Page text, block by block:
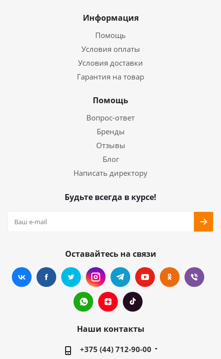
Информация
Помощь
Условия оплаты
Условия доставки
Гарантия на товар
Помощь
Вопрос-ответ
Бренды
Отзывы
Блог
Написать директору
Будьте всегда в курсе!
Оставайтесь на связи
Наши контакты
+375 (44) 712-90-00